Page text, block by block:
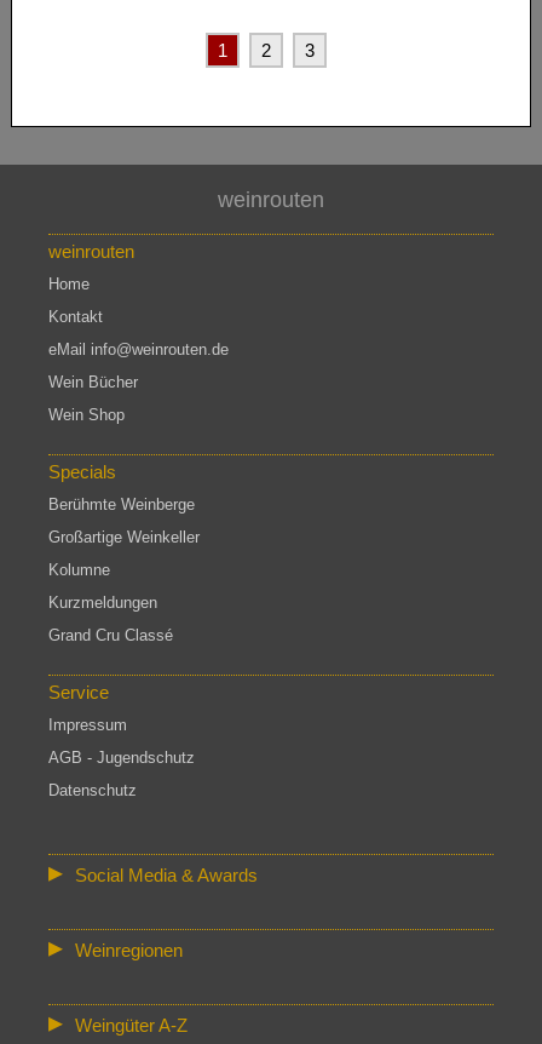
1 2 3
weinrouten
weinrouten
Home
Kontakt
eMail info@weinrouten.de
Wein Bücher
Wein Shop
Specials
Berühmte Weinberge
Großartige Weinkeller
Kolumne
Kurzmeldungen
Grand Cru Classé
Service
Impressum
AGB - Jugendschutz
Datenschutz
Social Media & Awards
Weinregionen
Weingüter A-Z